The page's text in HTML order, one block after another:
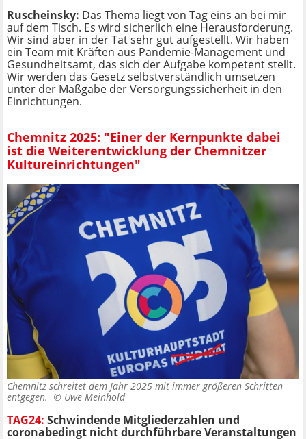
Ruscheinsky: Das Thema liegt von Tag eins an bei mir
auf dem Tisch. Es wird sicherlich eine Herausforderung.
Wir sind aber in der Tat sehr gut aufgestellt. Wir haben
ein Team mit Kräften aus Pandemie-Management und
Gesundheitsamt, das sich der Aufgabe kompetent stellt.
Wir werden das Gesetz selbstverständlich umsetzen
unter der Maßgabe der Versorgungssicherheit in den
Einrichtungen.
Chemnitz 2025: "Einer der Kernpunkte dabei
ist die Weiterentwicklung der Chemnitzer
Kultureinrichtungen"
Chemnitz schreitet dem Jahr 2025 mit immer größeren Schritten
entgegen. © Uwe Meinhold
TAG24: Schwindende Mitgliederzahlen und
coronabedingt nicht durchführbare Veranstaltungen